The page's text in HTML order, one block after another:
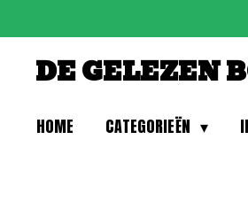
DE GELEZEN
HOME CATEGORIEËN